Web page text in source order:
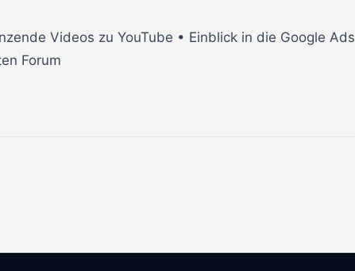
Videos zu YouTube • Einblick in die Google Ads
Forum